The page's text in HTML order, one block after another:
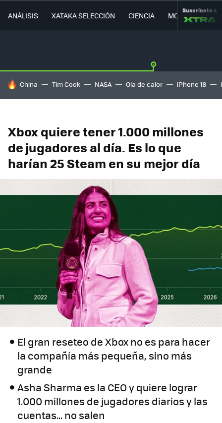
ANÁLISIS XATAKA SELECCIÓN CIENCIA MOVILIDAD
Suscríbete a
HOY SE HABLA DE
China Tim Cook NASA Ola de calor iPhone 18
Xbox quiere tener 1.000 millones
de jugadores al día. Es lo que
harían 25 Steam en su mejor día
El gran reseteo de Xbox no es para hacer
la compañía más pequeña, sino más
grande
Asha Sharma es la CEO y quiere lograr
1.000 millones de jugadores diarios y las
cuentas... no salen